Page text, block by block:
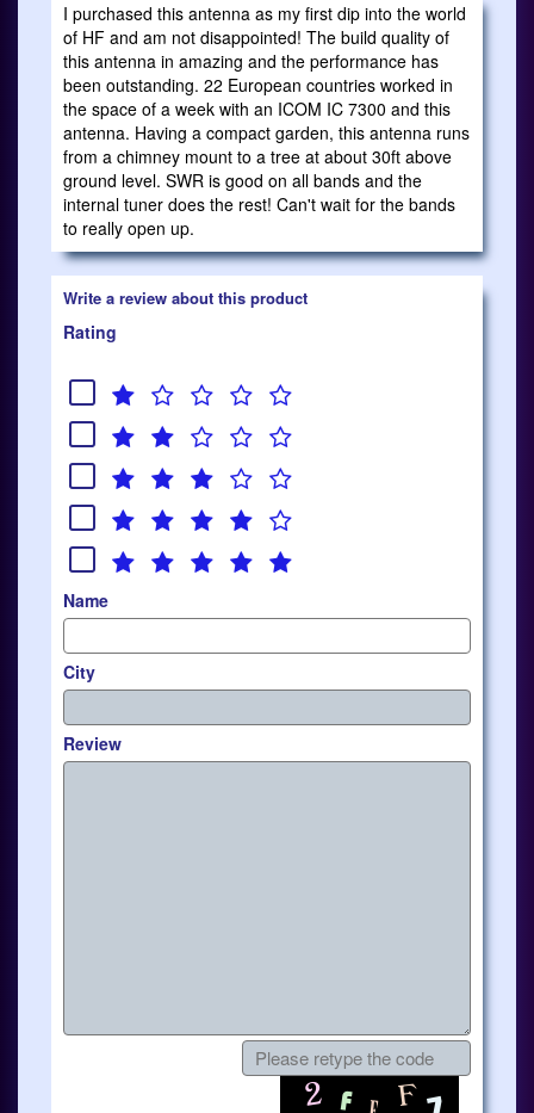
I purchased this antenna as my first dip into the world
of HF and am not disappointed! The build quality of
this antenna in amazing and the performance has
been outstanding. 22 European countries worked in
the space of a week with an ICOM IC 7300 and this
antenna. Having a compact garden, this antenna runs
from a chimney mount to a tree at about 30ft above
ground level. SWR is good on all bands and the
internal tuner does the rest! Can't wait for the bands
to really open up.
Write a review about this product
Rating
Name
City
Review